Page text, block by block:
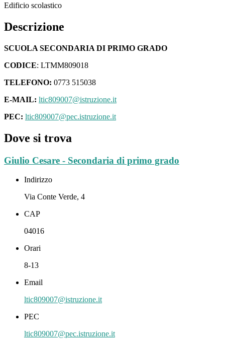
Edificio scolastico
Descrizione
SCUOLA SECONDARIA DI PRIMO GRADO
CODICE: LTMM809018
TELEFONO: 0773 515038
E-MAIL: ltic809007@istruzione.it
PEC: ltic809007@pec.istruzione.it
Dove si trova
Giulio Cesare - Secondaria di primo grado
Indirizzo
Via Conte Verde, 4
CAP
04016
Orari
8-13
Email
ltic809007@istruzione.it
PEC
ltic809007@pec.istruzione.it